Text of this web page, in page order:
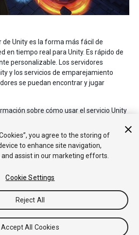
de Unity es la forma más fácil de
en tiempo real para Unity. Es rápido de
personalizable. Los servidores
y los servicios de emparejamiento
se puedan encontrar y jugar
sobre cómo usar el servicio Unity
Publication 2018.4
la Comunidad
Base de
Asset Store (Tienda de Assets/Paquetes)
you agree to the storing of
to enhance site navigation,
assist in our marketing efforts.
Cookie Settings
Reject All
Accept All Cookies